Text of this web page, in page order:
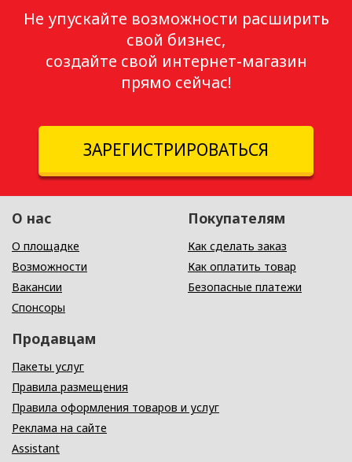
Не упускайте возможности расширить
свой бизнес,
создайте свой интернет-магазин
прямо сейчас!
ЗАРЕГИСТРИРОВАТЬСЯ
О нас
О площадке
Возможности
Вакансии
Спонсоры
Покупателям
Как сделать заказ
Как оплатить товар
Безопасные платежи
Продавцам
Пакеты услуг
Правила размещения
Правила оформления товаров и услуг
Реклама на сайте
Assistant